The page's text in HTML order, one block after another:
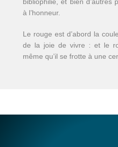
à l’honneur.
Le rouge est d’abord la
de la joie de vivre : et le
même qu’il se frotte à une